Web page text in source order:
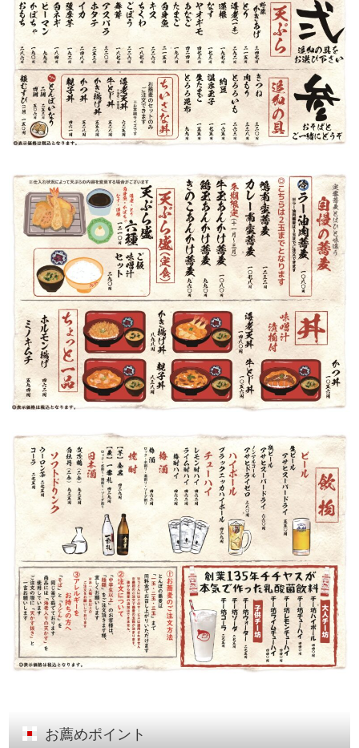
お薦めポイント